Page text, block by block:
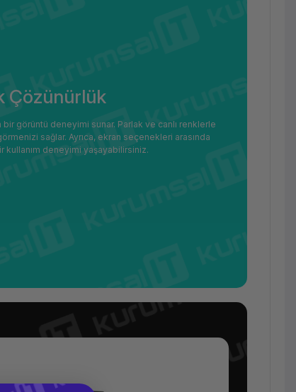
Çözünürlük
görüntü deneyimi sunar. Parlak ve canlı renklerle
sağlar. Ayrıca, ekran seçenekleri arasında
deneyimi yaşayabilirsiniz.